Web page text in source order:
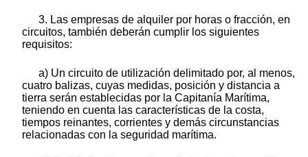
3. Las empresas de alquiler por horas o fracción, en
circuitos, también deberán cumplir los siguientes
requisitos:
a) Un circuito de utilización delimitado por, al menos,
cuatro balizas, cuyas medidas, posición y distancia a
tierra serán establecidas por la Capitanía Marítima,
teniendo en cuenta las características de la costa,
tiempos reinantes, corrientes y demás circunstancias
relacionadas con la seguridad marítima.